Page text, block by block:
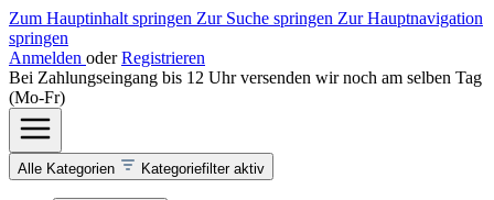
Zum Hauptinhalt springen Zur Suche springen Zur Hauptnavigation
springen
Anmelden oder Registrieren
Bei Zahlungseingang bis 12 Uhr versenden wir noch am selben Tag
(Mo-Fr)
Alle Kategorien Kategoriefilter aktiv